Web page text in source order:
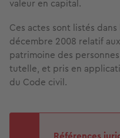
valeur en capital.
Ces actes sont listés
décembre 2008 relatif
patrimoine des
tutelle, et pris en
du Code civil.